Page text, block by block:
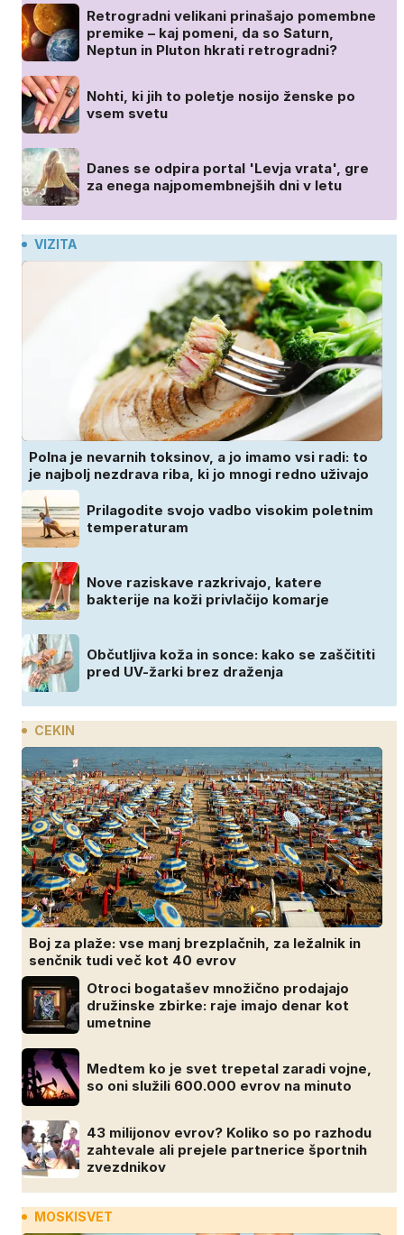
Retrogradni velikani prinašajo pomembne
premike – kaj pomeni, da so Saturn,
Neptun in Pluton hkrati retrogradni?
Nohti, ki jih to poletje nosijo ženske po
vsem svetu
Danes se odpira portal 'Levja vrata', gre
za enega najpomembnejših dni v letu
VIZITA
Polna je nevarnih toksinov, a jo imamo vsi radi: to
je najbolj nezdrava riba, ki jo mnogi redno uživajo
Prilagodite svojo vadbo visokim poletnim
temperaturam
Nove raziskave razkrivajo, katere
bakterije na koži privlačijo komarje
Občutljiva koža in sonce: kako se zaščititi
pred UV-žarki brez draženja
CEKIN
Boj za plaže: vse manj brezplačnih, za ležalnik in
senčnik tudi več kot 40 evrov
Otroci bogatašev množično prodajajo
družinske zbirke: raje imajo denar kot
umetnine
Medtem ko je svet trepetal zaradi vojne,
so oni služili 600.000 evrov na minuto
43 milijonov evrov? Koliko so po razhodu
zahtevale ali prejele partnerice športnih
zvezdnikov
MOSKISVET